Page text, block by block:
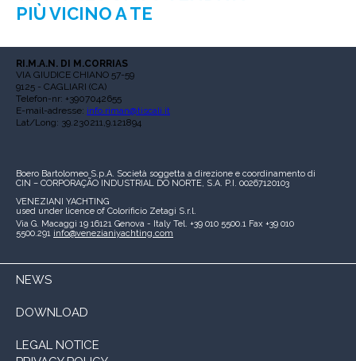
PIÙ VICINO A TE
RI.M.A.N. DI M.CORRIAS
VIA GIUDICE CHIANO 57-59
9125 - CAGLIARI (CA)
Telefon-nr: +3907042655
E-mail-adresse: info.riman@tiscali.it
Lat/Long: 39.230211,9.121894
Boero Bartolomeo S.p.A. Società soggetta a direzione e coordinamento di
CIN – CORPORAÇÃO INDUSTRIAL DO NORTE, S.A. P.I. 00267120103
VENEZIANI YACHTING
used under licence of Colorificio Zetagi S.r.l.
Via G. Macaggi 19 16121 Genova - Italy Tel. +39 010 5500.1 Fax +39 010
5500.291 info@venezianiyachting.com
NEWS
DOWNLOAD
LEGAL NOTICE